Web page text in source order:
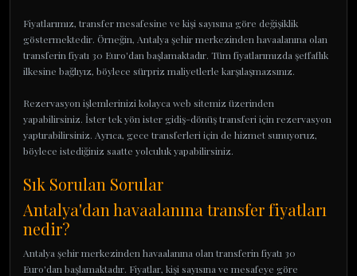
Fiyatlarımız, transfer mesafesine ve kişi sayısına göre değişiklik
göstermektedir. Örneğin, Antalya şehir merkezinden havaalanına olan
transferin fiyatı 30 Euro'dan başlamaktadır. Tüm fiyatlarımızda şeffaflık
ilkesine bağlıyız, böylece sürpriz maliyetlerle karşılaşmazsınız.
Rezervasyon işlemlerinizi kolayca web sitemiz üzerinden
yapabilirsiniz. İster tek yön ister gidiş-dönüş transferi için rezervasyon
yaptırabilirsiniz. Ayrıca, gece transferleri için de hizmet sunuyoruz,
böylece istediğiniz saatte yolculuk yapabilirsiniz.
Sık Sorulan Sorular
Antalya'dan havaalanına transfer fiyatları
nedir?
Antalya şehir merkezinden havaalanına olan transferin fiyatı 30
Euro'dan başlamaktadır. Fiyatlar, kişi sayısına ve mesafeye göre